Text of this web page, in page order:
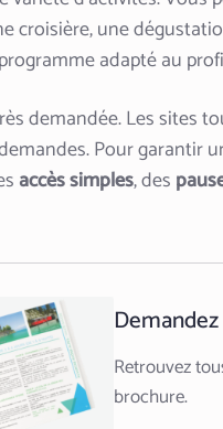
croisière, une
adapté au
demandée. Les sites
Pour garantir
accès simples, des
Retrouvez
brochure.